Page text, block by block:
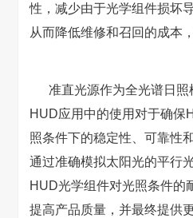
性，减少由于光学组件损坏
从而降低维修和召回的成本
准直光源作为全光谱日照
HUD应用中的使用对于确保
照条件下的稳定性、可靠性
通过准确模拟太阳光的平行
HUD光学组件对光照条件的
提高产品质量，并最终提供